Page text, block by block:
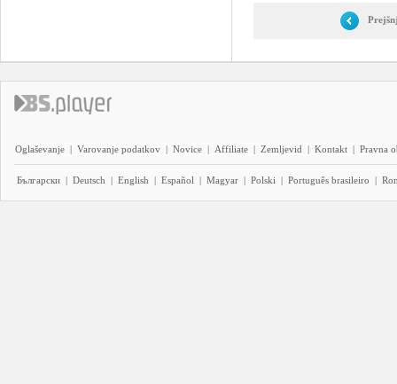
Oglaševanje | Varovanje podatkov | Novice | Affiliate | Zemljevid | Kontakt | Pravna
Български | Deutsch | English | Español | Magyar | Polski | Português brasileiro |